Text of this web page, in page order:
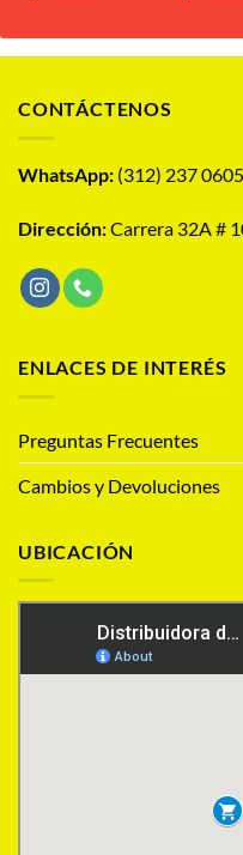
CONTÁCTENOS
WhatsApp: (312) 237 0605
Dirección:Carrera 32A #
ENLACES DE INTERÉS
Preguntas Frecuentes
Cambios y Devoluciones
UBICACIÓN